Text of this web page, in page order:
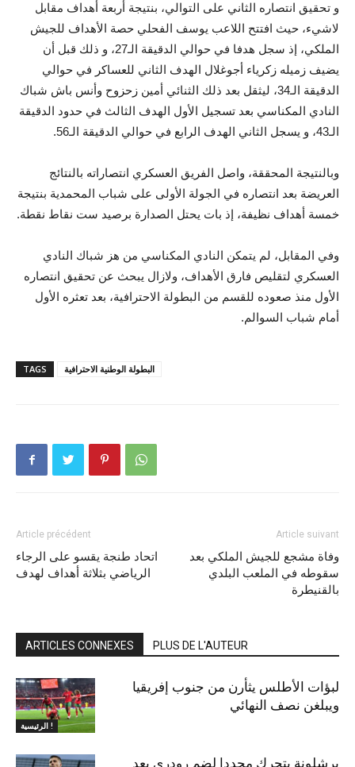
و تحقيق انتصاره الثاني على التوالي، بنتيجة أربعة أهداف مقابل
لاشيء، حيث افتتح اللاعب يوسف الفحلي حصة الأهداف للجيش
الملكي، إذ سجل هدفا في حوالي الدقيقة الـ27، و ذلك قبل أن
يضيف زميله زكرياء أجوغلال الهدف الثاني للعساكر في حوالي
الدقيقة الـ34، ليثقل بعد ذلك الثنائي أمين زحزوح وأنس باش شباك
النادي المكناسي بعد تسجيل الأول الهدف الثالث في حدود الدقيقة
الـ43، و يسجل الثاني الهدف الرابع في حوالي الدقيقة الـ56.
وبالنتيجة المحققة، واصل الفريق العسكري انتصاراته بالنتائج
العريضة بعد انتصاره في الجولة الأولى على شباب المحمدية بنتيجة
خمسة أهداف نظيفة، إذ بات يحتل الصدارة برصيد ست نقاط نقطة.
وفي المقابل، لم يتمكن النادي المكناسي من هز شباك النادي
العسكري لتقليص فارق الأهداف، ولازال يبحث عن تحقيق انتصاره
الأول منذ صعوده للقسم من البطولة الاحترافية، بعد تعثره الأول
أمام شباب السوالم.
TAGS البطولة الوطنية الاحترافية
Article précédent
اتحاد طنجة يقسو على الرجاء
الرياضي بثلاثة أهداف لهدف
Article suivant
وفاة مشجع للجيش الملكي بعد
سقوطه في الملعب البلدي
بالقنيطرة
ARTICLES CONNEXES PLUS DE L'AUTEUR
الرئيسية !
لبؤات الأطلس يثأرن من جنوب إفريقيا
ويبلغن نصف النهائي
برشلونة يتحرك مجددا لضم رودري بعد